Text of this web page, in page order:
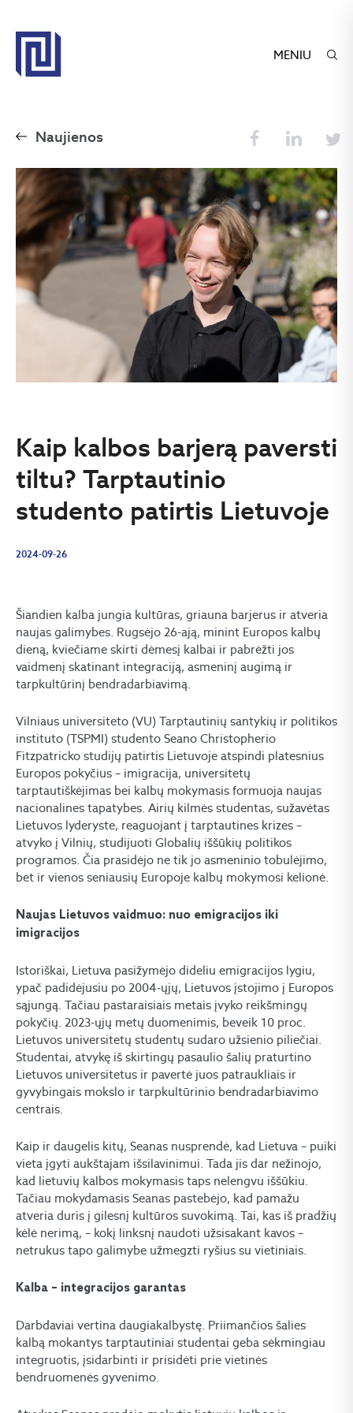
MENIU
Naujienos
Kaip kalbos barjerą paversti
tiltu? Tarptautinio
studento patirtis Lietuvoje
2024-09-26
Šiandien kalba jungia kultūras, griauna barjerus ir atveria
naujas galimybes. Rugsėjo 26-ają, minint Europos kalbų
dieną, kviečiame skirti dėmesį kalbai ir pabrėžti jos
vaidmenį skatinant integraciją, asmeninį augimą ir
tarpkultūrinį bendradarbiavimą.
Vilniaus universiteto (VU) Tarptautinių santykių ir politikos
instituto (TSPMI) studento Seano Christopherio
Fitzpatricko studijų patirtis Lietuvoje atspindi platesnius
Europos pokyčius – imigracija, universitetų
tarptautiškėjimas bei kalbų mokymasis formuoja naujas
nacionalines tapatybes. Airių kilmės studentas, sužavėtas
Lietuvos lyderyste, reaguojant į tarptautines krizes –
atvyko į Vilnių, studijuoti Globalių iššūkių politikos
programos. Čia prasidėjo ne tik jo asmeninio tobulėjimo,
bet ir vienos seniausių Europoje kalbų mokymosi kelionė.
Naujas Lietuvos vaidmuo: nuo emigracijos iki
imigracijos
Istoriškai, Lietuva pasižymėjo dideliu emigracijos lygiu,
ypač padidėjusiu po 2004-ųjų, Lietuvos įstojimo į Europos
sąjungą. Tačiau pastaraisiais metais įvyko reikšmingų
pokyčių. 2023-ųjų metų duomenimis, beveik 10 proc.
Lietuvos universitetų studentų sudaro užsienio piliečiai.
Studentai, atvykę iš skirtingų pasaulio šalių praturtino
Lietuvos universitetus ir pavertė juos patraukliais ir
gyvybingais mokslo ir tarpkultūrinio bendradarbiavimo
centrais.
Kaip ir daugelis kitų, Seanas nusprendė, kad Lietuva – puiki
vieta įgyti aukštajam išsilavinimui. Tada jis dar nežinojo,
kad lietuvių kalbos mokymasis taps nelengvu iššūkiu.
Tačiau mokydamasis Seanas pastebėjo, kad pamažu
atveria duris į gilesnį kultūros suvokimą. Tai, kas iš pradžių
kėlė nerimą, – kokį linksnį naudoti užsisakant kavos –
netrukus tapo galimybe užmegzti ryšius su vietiniais.
Kalba – integracijos garantas
Darbdaviai vertina daugiakalbystę. Priimančios šalies
kalbą mokantys tarptautiniai studentai geba sėkmingiau
integruotis, įsidarbinti ir prisidėti prie vietinės
bendruomenės gyvenimo.